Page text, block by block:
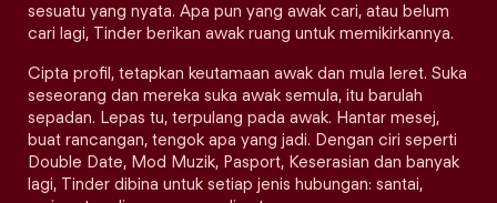
sesuatu yang nyata. Apa pun yang awak cari, atau belum
cari lagi, Tinder berikan awak ruang untuk memikirkannya.
Cipta profil, tetapkan keutamaan awak dan mula leret. Suka
seseorang dan mereka suka awak semula, itu barulah
sepadan. Lepas tu, terpulang pada awak. Hantar mesej,
buat rancangan, tengok apa yang jadi. Dengan ciri seperti
Double Date, Mod Muzik, Pasport, Keserasian dan banyak
lagi, Tinder dibina untuk setiap jenis hubungan: santai,